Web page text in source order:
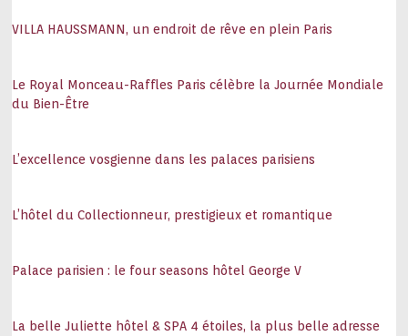
VILLA HAUSSMANN, un endroit de rêve en plein Paris
Le Royal Monceau-Raffles Paris célèbre la Journée Mondiale
du Bien-Être
L’excellence vosgienne dans les palaces parisiens
L’hôtel du Collectionneur, prestigieux et romantique
Palace parisien : le four seasons hôtel George V
La belle Juliette hôtel & SPA 4 étoiles, la plus belle adresse